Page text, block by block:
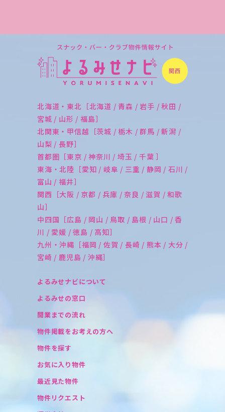
北海道・東北［北海道 / 青森 / 岩手 / 秋田 /
宮城 / 山形 / 福島］
北関東・甲信越［茨城 / 栃木 / 群馬 / 新潟 /
山梨 / 長野］
首都圏［東京 / 神奈川 / 埼玉 / 千葉 ］
東海・北陸［愛知 / 岐阜 / 三重 / 静岡 / 石川 /
富山 / 福井］
関西［大阪 / 京都 / 兵庫 / 奈良 / 滋賀 / 和歌
山］
中四国［広島 / 岡山 / 鳥取 / 島根 / 山口 / 香
川 / 愛媛 / 徳島 / 高知］
九州・沖縄［福岡 / 佐賀 / 長崎 / 熊本 / 大分 /
宮崎 / 鹿児島 / 沖縄］
よるみせナビについて
よるみせの窓口
開業までの流れ
物件掲載をお考えの方へ
物件を探す
お気に入り物件
最近見た物件
物件リクエスト